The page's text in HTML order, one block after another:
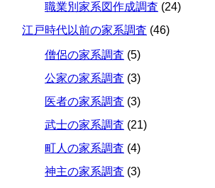
職業別家系図作成調査 (24)
江戸時代以前の家系調査 (46)
僧侶の家系調査 (5)
公家の家系調査 (3)
医者の家系調査 (3)
武士の家系調査 (21)
町人の家系調査 (4)
神主の家系調査 (3)